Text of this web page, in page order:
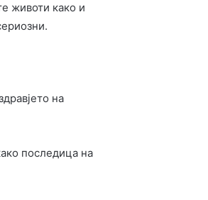
животи како и
на
последица на